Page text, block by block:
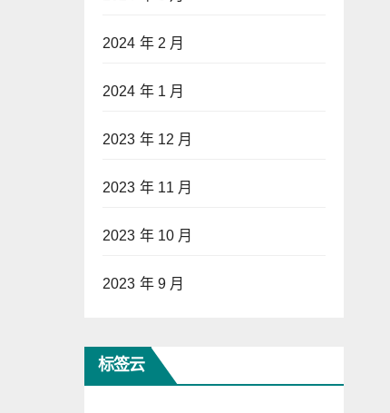
2024 年 2 月
2024 年 1 月
2023 年 12 月
2023 年 11 月
2023 年 10 月
2023 年 9 月
标签云